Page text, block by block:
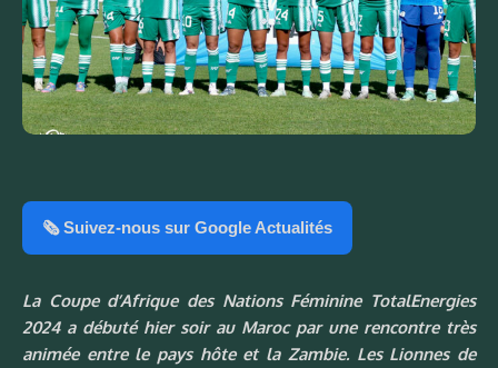
🗞️ Suivez-nous sur Google Actualités
La Coupe d’Afrique des Nations Féminine TotalEnergies
2024 a débuté hier soir au Maroc par une rencontre très
animée entre le pays hôte et la Zambie. Les Lionnes de